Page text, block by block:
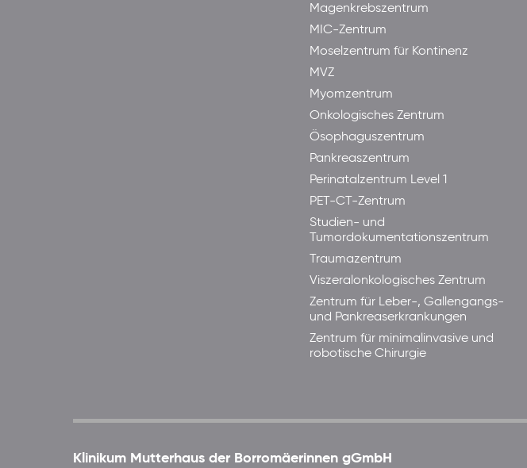
Magenkrebszentrum
MIC-Zentrum
Moselzentrum für Kontinenz
MVZ
Myomzentrum
Onkologisches Zentrum
Ösophaguszentrum
Pankreaszentrum
Perinatalzentrum Level 1
PET-CT-Zentrum
Studien- und
Tumordokumentationszentrum
Traumazentrum
Viszeralonkologisches Zentrum
Zentrum für Leber-, Gallengangs-
und Pankreaserkrankungen
Zentrum für minimalinvasive und
robotische Chirurgie
Klinikum Mutterhaus der Borromäerinnen gGmbH